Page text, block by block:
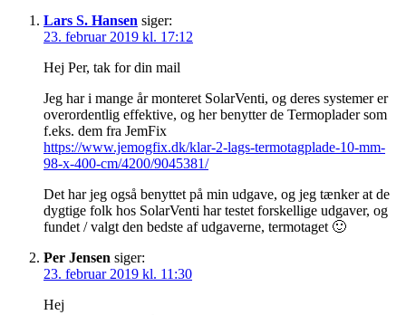
Lars S. Hansen siger:
23. februar 2019 kl. 17:12
Hej Per, tak for din mail
Jeg har i mange år monteret SolarVenti, og deres systemer er
overordentlig effektive, og her benytter de Termoplader som
f.eks. dem fra JemFix
https://www.jemogfix.dk/klar-2-lags-termotagplade-10-mm-
98-x-400-cm/4200/9045381/
Det har jeg også benyttet på min udgave, og jeg tænker at de
dygtige folk hos SolarVenti har testet forskellige udgaver, og
fundet / valgt den bedste af udgaverne, termotaget 🙂
Per Jensen siger:
23. februar 2019 kl. 11:30
Hej